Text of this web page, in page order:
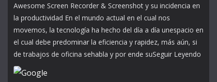
Awesome Screen Recorder & Screenshot y su incidencia en
la productividad En el mundo actual en el cual nos
movemos, la tecnología ha hecho del día a día unespacio en
el cual debe predominar la eficiencia y rapidez, más aún, si
de trabajos de oficina sehabla y por ende suSeguir Leyendo